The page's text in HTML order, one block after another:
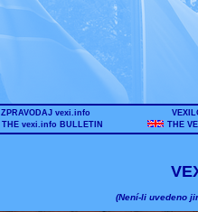
ZPRAVODAJ vexi.info
THE vexi.info BULLETIN
THE
(Není-li uvedeno